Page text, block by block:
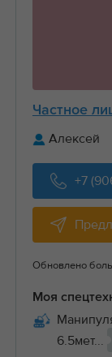
Частное
Алексей
+7
Обновлено
Моя
6.5мет...